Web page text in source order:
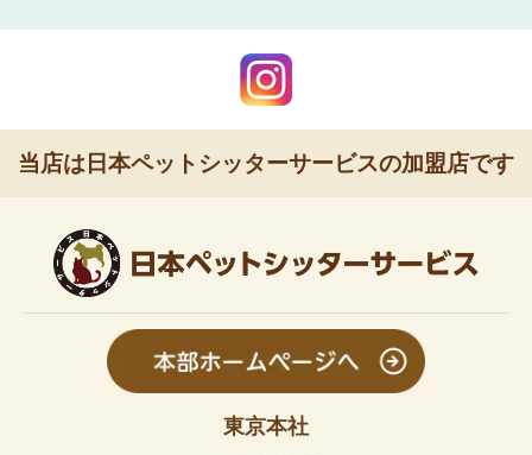
当店は日本ペットシッターサービスの加盟店です
東京本社